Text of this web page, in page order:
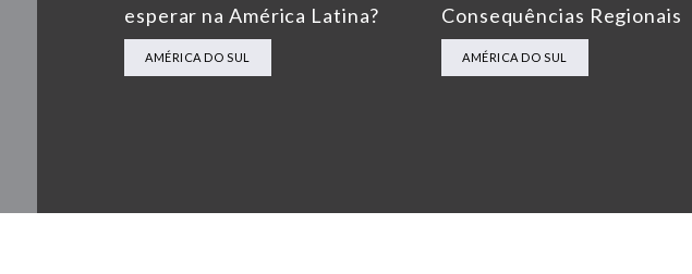
esperar na América Latina?
AMÉRICA DO SUL
Consequências Regionais
AMÉRICA DO SUL